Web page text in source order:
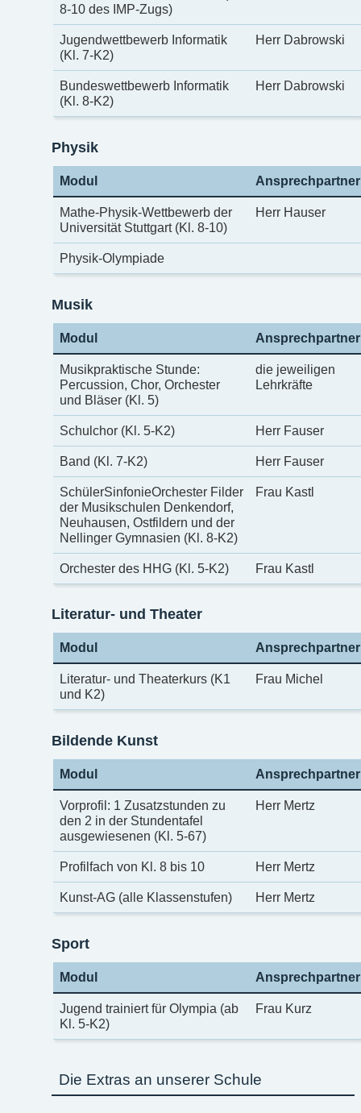
8-10 des IMP-Zugs)
Jugendwettbewerb Informatik
(Kl. 7-K2)
Herr Dabrowski
Bundeswettbewerb Informatik
(Kl. 8-K2)
Herr Dabrowski
Physik
Modul Ansprechpartner
Mathe-Physik-Wettbewerb der
Universität Stuttgart (Kl. 8-10)
Herr Hauser
Physik-Olympiade
Musik
Modul Ansprechpartner
Musikpraktische Stunde:
Percussion, Chor, Orchester
und Bläser (Kl. 5)
die jeweiligen
Lehrkräfte
Schulchor (Kl. 5-K2) Herr Fauser
Band (Kl. 7-K2) Herr Fauser
SchülerSinfonieOrchester Filder
der Musikschulen Denkendorf,
Neuhausen, Ostfildern und der
Nellinger Gymnasien (Kl. 8-K2)
Frau Kastl
Orchester des HHG (Kl. 5-K2) Frau Kastl
Literatur- und Theater
Modul Ansprechpartner
Literatur- und Theaterkurs (K1
und K2)
Frau Michel
Bildende Kunst
Modul Ansprechpartner
Vorprofil: 1 Zusatzstunden zu
den 2 in der Stundentafel
ausgewiesenen (Kl. 5-67)
Herr Mertz
Profilfach von Kl. 8 bis 10 Herr Mertz
Kunst-AG (alle Klassenstufen) Herr Mertz
Sport
Modul Ansprechpartner
Jugend trainiert für Olympia (ab
Kl. 5-K2)
Frau Kurz
Die Extras an unserer Schule